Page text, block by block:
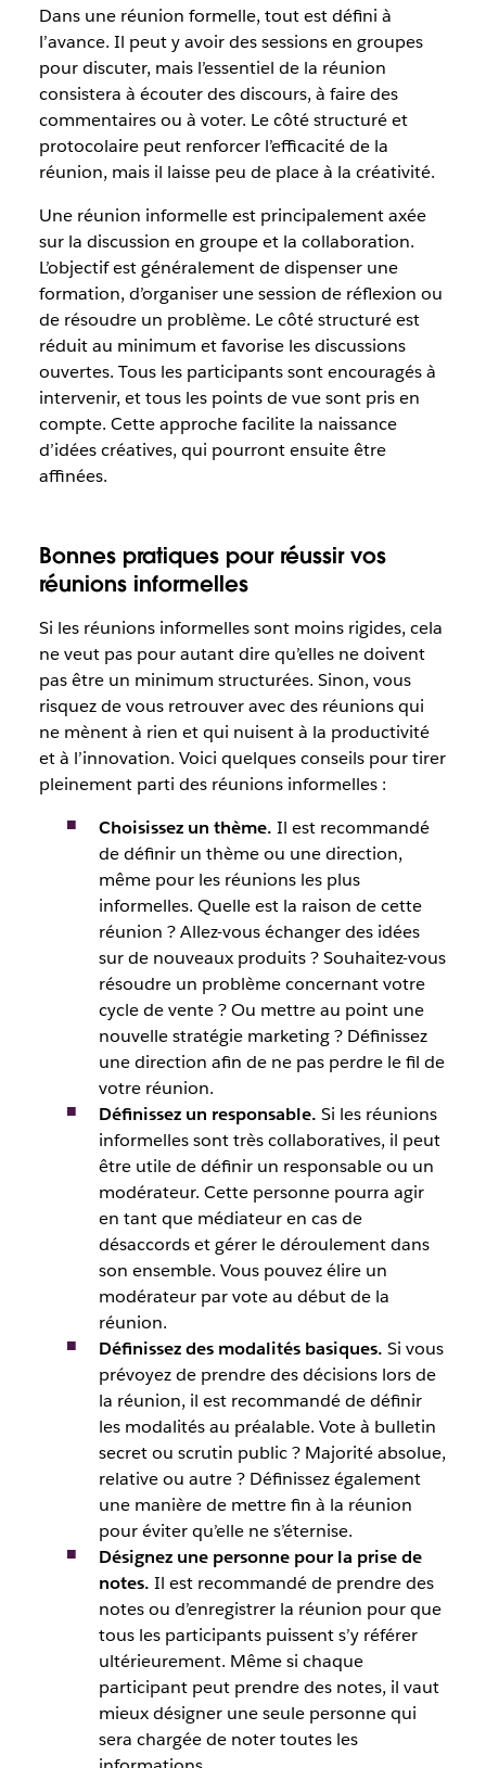
Dans une réunion formelle, tout est défini à
l’avance. Il peut y avoir des sessions en groupes
pour discuter, mais l’essentiel de la réunion
consistera à écouter des discours, à faire des
commentaires ou à voter. Le côté structuré et
protocolaire peut renforcer l’efficacité de la
réunion, mais il laisse peu de place à la créativité.
Une réunion informelle est principalement axée
sur la discussion en groupe et la collaboration.
L’objectif est généralement de dispenser une
formation, d’organiser une session de réflexion ou
de résoudre un problème. Le côté structuré est
réduit au minimum et favorise les discussions
ouvertes. Tous les participants sont encouragés à
intervenir, et tous les points de vue sont pris en
compte. Cette approche facilite la naissance
d’idées créatives, qui pourront ensuite être
affinées.
Bonnes pratiques pour réussir vos
réunions informelles
Si les réunions informelles sont moins rigides, cela
ne veut pas pour autant dire qu’elles ne doivent
pas être un minimum structurées. Sinon, vous
risquez de vous retrouver avec des réunions qui
ne mènent à rien et qui nuisent à la productivité
et à l’innovation. Voici quelques conseils pour tirer
pleinement parti des réunions informelles :
Choisissez un thème. Il est recommandé
de définir un thème ou une direction,
même pour les réunions les plus
informelles. Quelle est la raison de cette
réunion ? Allez-vous échanger des idées
sur de nouveaux produits ? Souhaitez-vous
résoudre un problème concernant votre
cycle de vente ? Ou mettre au point une
nouvelle stratégie marketing ? Définissez
une direction afin de ne pas perdre le fil de
votre réunion.
Définissez un responsable. Si les réunions
informelles sont très collaboratives, il peut
être utile de définir un responsable ou un
modérateur. Cette personne pourra agir
en tant que médiateur en cas de
désaccords et gérer le déroulement dans
son ensemble. Vous pouvez élire un
modérateur par vote au début de la
réunion.
Définissez des modalités basiques. Si vous
prévoyez de prendre des décisions lors de
la réunion, il est recommandé de définir
les modalités au préalable. Vote à bulletin
secret ou scrutin public ? Majorité absolue,
relative ou autre ? Définissez également
une manière de mettre fin à la réunion
pour éviter qu’elle ne s’éternise.
Désignez une personne pour la prise de
notes. Il est recommandé de prendre des
notes ou d’enregistrer la réunion pour que
tous les participants puissent s’y référer
ultérieurement. Même si chaque
participant peut prendre des notes, il vaut
mieux désigner une seule personne qui
sera chargée de noter toutes les